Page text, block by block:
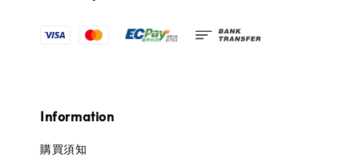
Information
購買須知